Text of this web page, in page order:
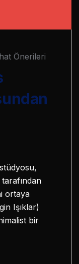
Önerileri
ortaya
Işıklar)
bir